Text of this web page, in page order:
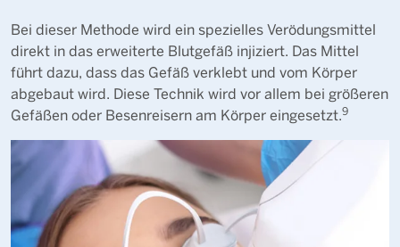
Bei dieser Methode wird ein spezielles Verödungsmittel
direkt in das erweiterte Blutgefäß injiziert. Das Mittel
führt dazu, dass das Gefäß verklebt und vom Körper
abgebaut wird. Diese Technik wird vor allem bei größeren
Gefäßen oder Besenreisern am Körper eingesetzt.9